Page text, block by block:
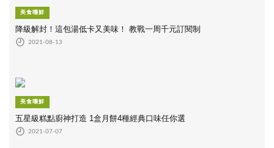
美食嚐鮮
降級解封！這包湯低卡又美味！ 教戰一周千元訂閱制
2021-08-13
美食嚐鮮
五星級糕點廚神打造 1盒月餅4種經典口味任你選
2021-07-07